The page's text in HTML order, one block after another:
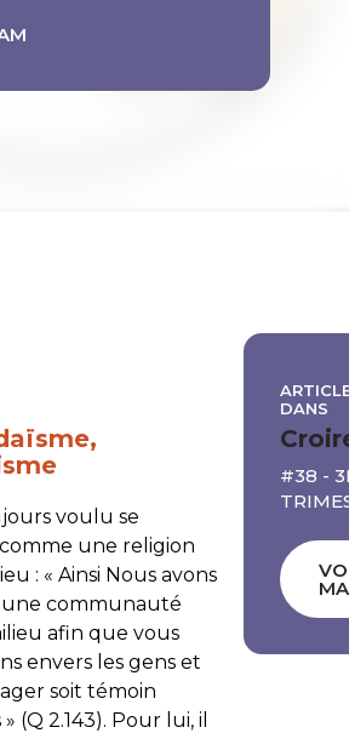
voulu se
une religion
: « Ainsi Nous avons
communauté
afin que vous
envers les gens et
soit témoin
» (Q 2.143). Pour lui, il
DANS
#38 -